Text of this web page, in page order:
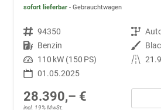
sofort lieferbar Gebrauchtwagen
Fahrzeugnr. 94350 Getriebe
Kraftstoff Benzin Außenfarbe
Leistung 110 kW (150 PS) Kilometerstand
01.05.2025
28.390,– €
incl. 19% MwSt.